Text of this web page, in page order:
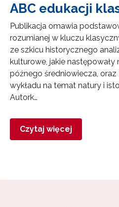
ABC edukacji
Publikacja omawia
rozumianej w kluczu
ze szkicu historycznego
kulturowe, jakie
późnego średniowiecza,
wykładu na temat natury i
Autork…
Czytaj więcej